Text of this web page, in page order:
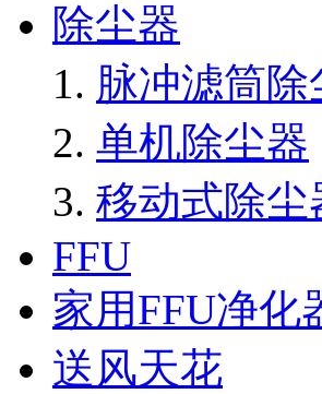
除尘器
脉冲滤筒除
单机除尘器
移动式除尘
FFU
家用FFU净化
送风天花